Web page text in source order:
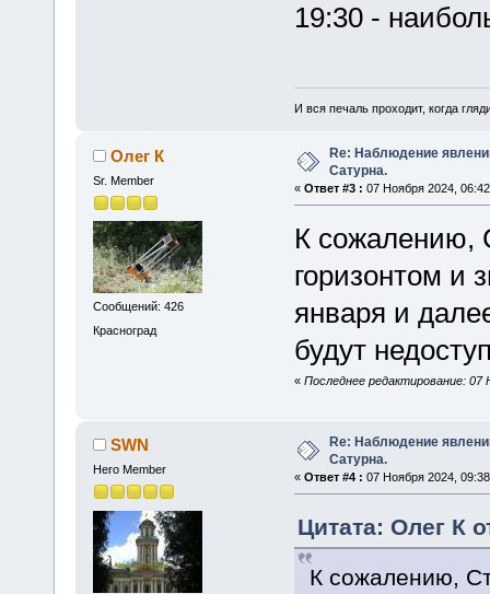
19:30 -
И вся печаль проходит, когда
Олег К
Sr. Member
Сообщений: 426
Красноград
Re: Наблюдение
Сатурна.
« Ответ #3 : 07 Ноября 2024,
К сожалению,
горизонтом и
января и
будут
« Последнее редактирование: 07
SWN
Hero Member
Re: Наблюдение
Сатурна.
« Ответ #4 : 07 Ноября 2024,
Цитата: Олег К
К сожалению,